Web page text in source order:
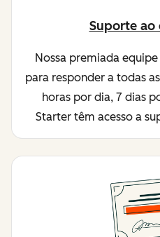
Suporte ao
Nossa premiada
para responder a todas
horas por dia, 7 dias
Starter têm acesso a